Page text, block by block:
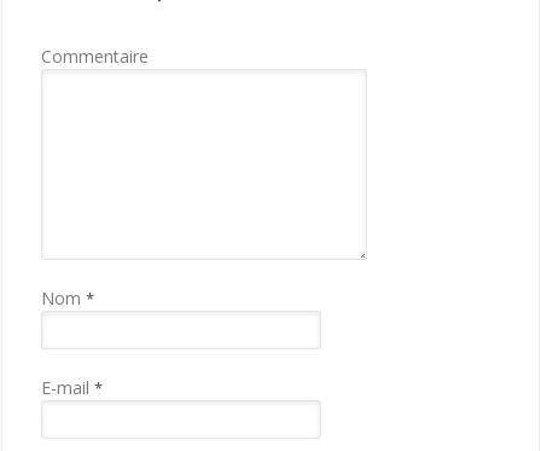
Commentaire
Nom *
E-mail *